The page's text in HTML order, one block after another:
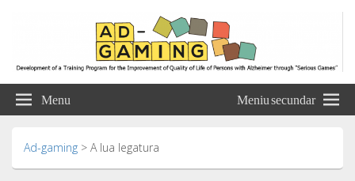
Ad-gamingPersons with Alzheimer through “Serious Games”
Menu Meniu secundar
Ad-gaming > A lua legatura